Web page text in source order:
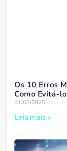
Os 10 Erros
Como Evitá-
31/03/2025
Leia mais »